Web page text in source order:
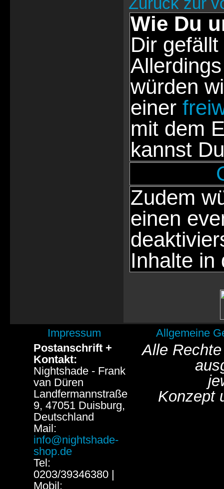
Wie Du
Dir
würden
einer
mit dem
kannst
Zudem
einen
Inhalte in
Impressum
Allgemeine
Postanschrift +
Kontakt:
Nightshade - Frank
van Düren
Landfermannstraße
9, 47051 Duisburg,
Deutschland
Mail:
info@nightshade-
shop.de
Tel:
0203/39346380 |
Mobil:
Alle
Konzept